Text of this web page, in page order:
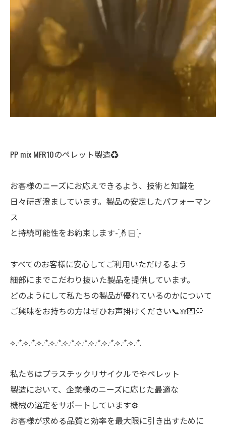
PP mix MFR10のペレット製造♻️
お客様のニーズにお応えできるよう、技術と知識を
日々研ぎ澄ましています。製品の安定したパフォーマン
ス
と持続可能性をお約束します- ̗̀‪🤞🏻 ̖́-
すべてのお客様に安心してご利用いただけるよう
細部にまでこだわり抜いた製品を提供しています。
どのようにして私たちの製品が優れているのかについて
ご興味をお持ちの方はぜひお声掛けください📞𖦆💌💭
⟡.·*.⟡.·*.⟡.·*.⟡.·*.⟡.·*.⟡.·*.⟡.·*.⟡.·*.⟡.·*.⟡.·*.
私たちはプラスチックリサイクルでやペレット
製造において、企業様のニーズに応じた最適な
機械の選定をサポートしています⚙️
お客様が求める品質と効率を最大限に引き出すために